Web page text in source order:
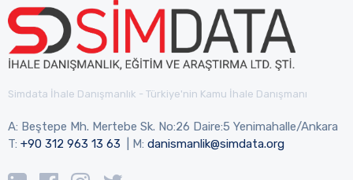
Simdata İhale Danışmanlık - Türkiye'nin Kamu İhale Danışmanı
A: Beştepe Mh. Mertebe Sk. No:26 Daire:5 Yenimahalle/Ankara
T: +90 312 963 13 63 | M: danismanlik@simdata.org